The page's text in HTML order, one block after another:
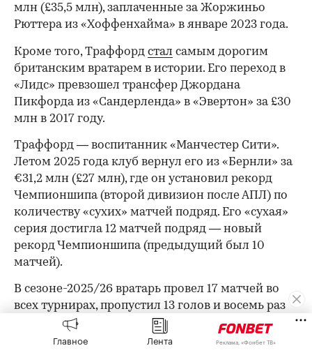
млн (£35,5 млн), заплаченные за Жоржиньо
Рюттера из «Хоффенхайма» в январе 2023 года.
00:00
Кроме того, Траффорд стал самым дорогим
британским вратарем в истории. Его переход в
«Лидс» превзошел трансфер Джордана
Пикфорда из «Сандерленда» в «Эвертон» за £30
млн в 2017 году.
Траффорд — воспитанник «Манчестер Сити».
Летом 2025 года клуб вернул его из «Бернли» за
€31,2 млн (£27 млн), где он установил рекорд
Чемпионшипа (второй дивизион после АПЛ) по
количеству «сухих» матчей подряд. Его «сухая»
серия достигла 12 матчей подряд — новый
рекорд Чемпионшипа (предыдущий был 10
матчей).
В сезоне-2025/26 вратарь провел 17 матчей во
всех турнирах, пропустил 13 голов и восемь раз
отыграл на ноль.
Главное Лента Реклама, «Фонбет ТВ»